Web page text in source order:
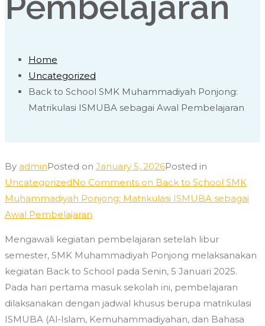
Home
Uncategorized
Back to School SMK Muhammadiyah Ponjong:
Matrikulasi ISMUBA sebagai Awal Pembelajaran
By adminPosted on January 5, 2026Posted in
UncategorizedNo Comments on Back to School SMK
Muhammadiyah Ponjong: Matrikulasi ISMUBA sebagai
Awal Pembelajaran
Mengawali kegiatan pembelajaran setelah libur
semester, SMK Muhammadiyah Ponjong melaksanakan
kegiatan Back to School pada Senin, 5 Januari 2025.
Pada hari pertama masuk sekolah ini, pembelajaran
dilaksanakan dengan jadwal khusus berupa matrikulasi
ISMUBA (Al-Islam, Kemuhammadiyahan, dan Bahasa